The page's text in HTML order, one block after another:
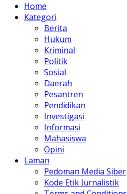
Home
Kategori
Berita
Hukum
Kriminal
Politik
Sosial
Daerah
Pesantren
Pendidikan
Investigasi
Informasi
Mahasiswa
Opini
Laman
Pedoman Media Siber
Kode Etik Jurnalistik